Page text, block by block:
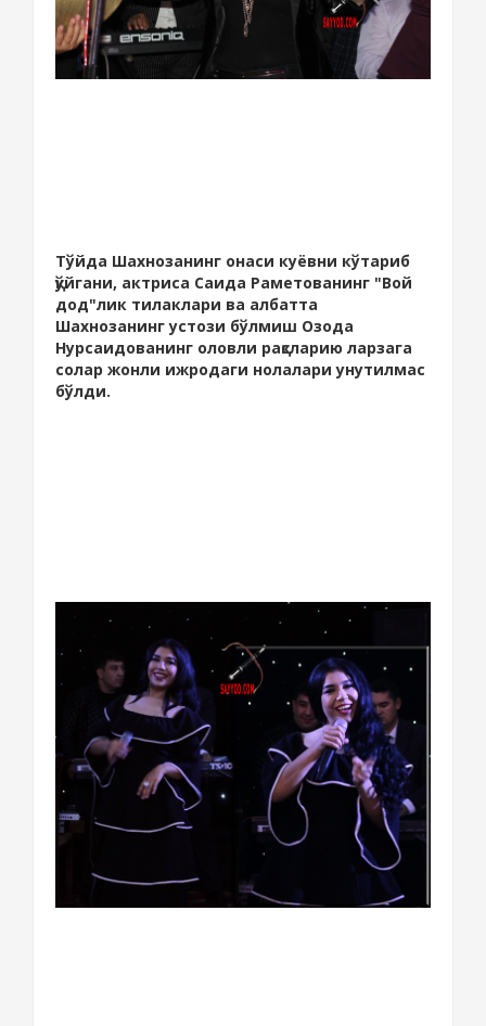
Тўйда Шахнозанинг онаси куёвни кўтариб
қўйгани, актриса Саида Раметованинг "Вой
дод"лик тилаклари ва албатта
Шахнозанинг устози бўлмиш Озода
Нурсаидованинг оловли рақсларию ларзага
солар жонли ижродаги нолалари унутилмас
бўлди.